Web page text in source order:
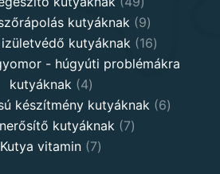
products
kutyáknak 99
products
kutyáknak 1616
products
- húgyúti problémákra
kutyáknak
44
products
készítmény kutyáknak 66
kutyáknak 77
Kutya vitamin 77